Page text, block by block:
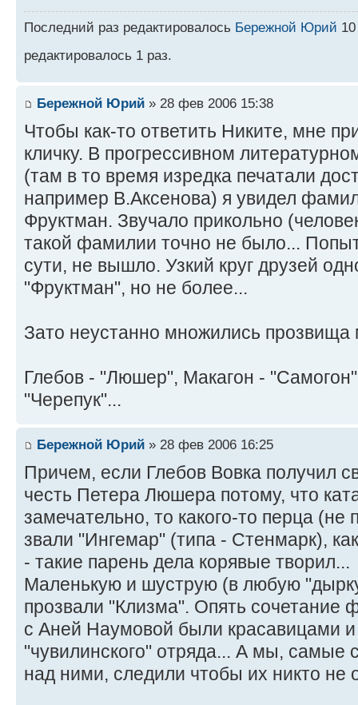
Последний раз редактировалось Бережной Юрий
редактировалось 1 раз.
Бережной Юрий » 28 фев 2006 15:38
Чтобы как-то ответить Никите, мне
кличку. В прогрессивном
(там в то время изредка печатали
например В.Аксенова) я увидел
Фруктман. Звучало прикольно
такой фамилии точно не было...
сути, не вышло. Узкий круг друзей
"Фруктман", но не более...
Зато неустанно множились прозвища
Глебов - "Люшер", Макагон -
"Черепук"...
Бережной Юрий » 28 фев 2006 16:25
Причем, если Глебов Вовка получил
честь Петера Люшера потому, что
замечательно, то какого-то перца
звали "Ингемар" (типа - Стенмарк),
- такие парень дела корявые творил...
Маленькую и шуструю (в любую
прозвали "Клизма". Опять сочетание
с Аней Наумовой были красавицами
"чувилинского" отряда... А мы,
над ними, следили чтобы их никто не